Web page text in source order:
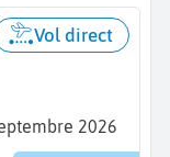
2026
Vol direct